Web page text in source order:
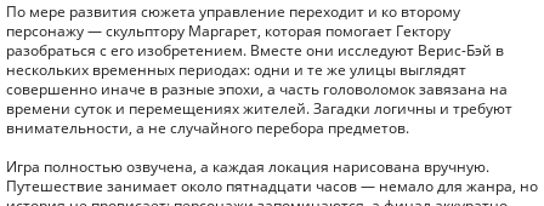
По мере развития сюжета управление переходит и ко второму
персонажу — скульптору Маргарет, которая помогает Гектору
разобраться с его изобретением. Вместе они исследуют Верис-Бэй в
нескольких временных периодах: одни и те же улицы выглядят
совершенно иначе в разные эпохи, а часть головоломок завязана на
времени суток и перемещениях жителей. Загадки логичны и требуют
внимательности, а не случайного перебора предметов.
Игра полностью озвучена, а каждая локация нарисована вручную.
Путешествие занимает около пятнадцати часов — немало для жанра, но